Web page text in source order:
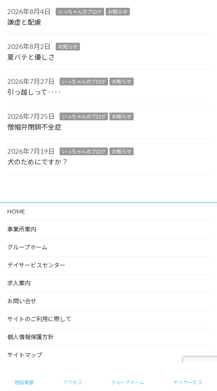
2026年8月4日 いっちゃんのブログ お知らせ
謙虚と配慮
2026年8月2日 お知らせ
夏バテと優しさ
2026年7月27日 いっちゃんのブログ お知らせ
引っ越しって‥‥
2026年7月25日 いっちゃんのブログ お知らせ
僧帽弁閉鎖不全症
2026年7月19日 いっちゃんのブログ お知らせ
犬のためにですか？
HOME
事業所案内
グループホーム
デイサービスセンター
求人案内
お問い合せ
サイトのご利用に際して
個人情報保護方針
サイトマップ
施設概要 アクセス グループホーム デイサービス